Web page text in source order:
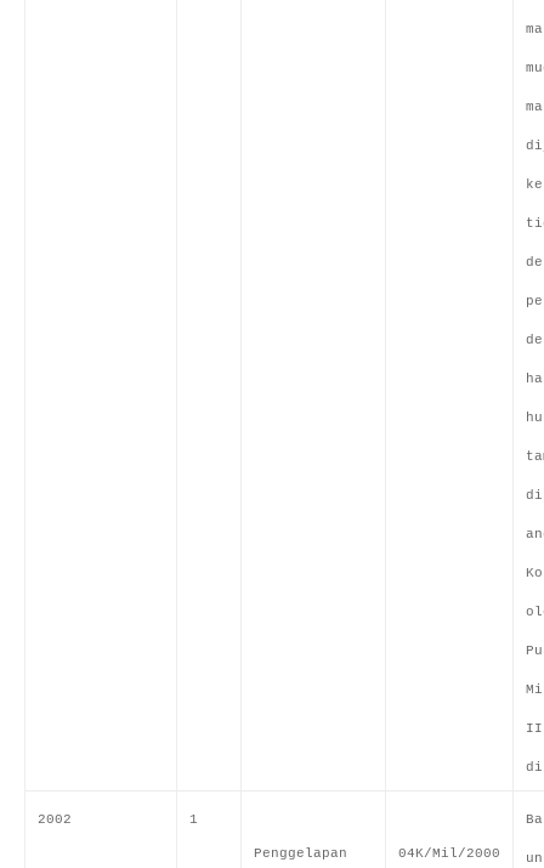
II
2002 1
Penggelapan 04K/Mil/2000